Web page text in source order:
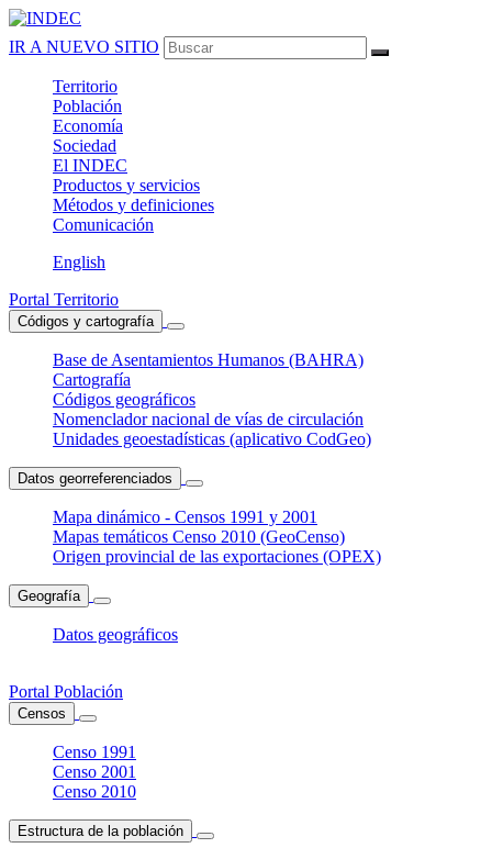
IR A NUEVO SITIO
Territorio
Población
Economía
Sociedad
El INDEC
Productos y servicios
Métodos y definiciones
Comunicación
English
Portal Territorio
Códigos y cartografía
Base de Asentamientos Humanos (BAHRA)
Cartografía
Códigos geográficos
Nomenclador nacional de vías de circulación
Unidades geoestadísticas (aplicativo CodGeo)
Datos georreferenciados
Mapa dinámico - Censos 1991 y 2001
Mapas temáticos Censo 2010 (GeoCenso)
Origen provincial de las exportaciones (OPEX)
Geografía
Datos geográficos
Portal Población
Censos
Censo 1991
Censo 2001
Censo 2010
Estructura de la población